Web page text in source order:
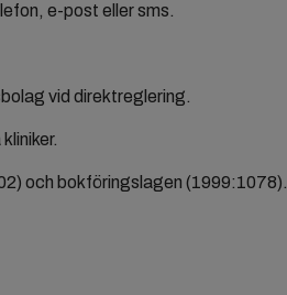
e-post eller sms.
vid direktreglering.
och bokföringslagen (1999:1078).